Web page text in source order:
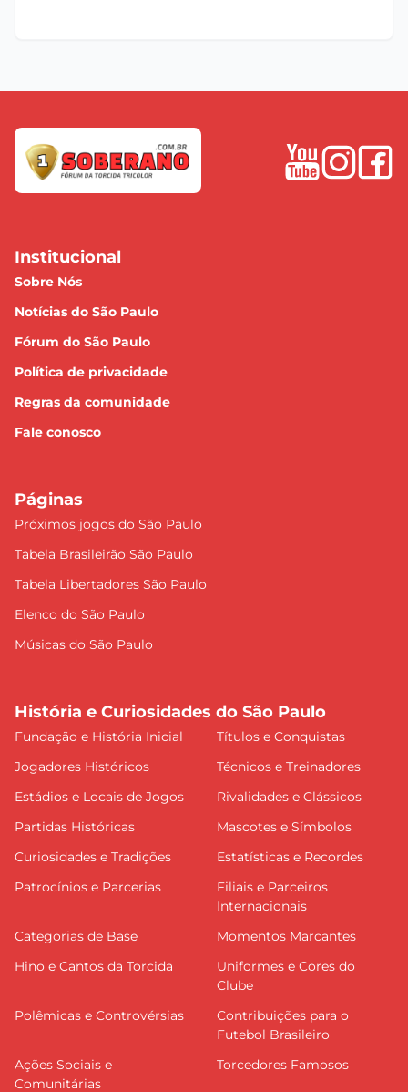
Institucional
Sobre Nós
Notícias do São Paulo
Fórum do São Paulo
Política de privacidade
Regras da comunidade
Fale conosco
Páginas
Próximos jogos do São Paulo
Tabela Brasileirão São Paulo
Tabela Libertadores São Paulo
Elenco do São Paulo
Músicas do São Paulo
História e Curiosidades do São Paulo
Fundação e História Inicial
Títulos e Conquistas
Jogadores Históricos
Técnicos e Treinadores
Estádios e Locais de Jogos
Rivalidades e Clássicos
Partidas Históricas
Mascotes e Símbolos
Curiosidades e Tradições
Estatísticas e Recordes
Patrocínios e Parcerias
Filiais e Parceiros
Internacionais
Categorias de Base
Momentos Marcantes
Hino e Cantos da Torcida
Uniformes e Cores do
Clube
Polêmicas e Controvérsias
Contribuições para o
Futebol Brasileiro
Ações Sociais e
Comunitárias
Torcedores Famosos